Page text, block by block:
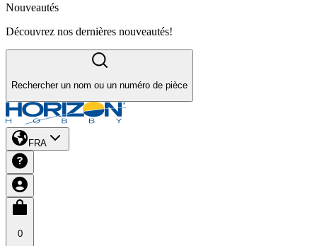
Nouveautés
Découvrez nos dernières nouveautés!
Rechercher un nom ou un numéro de pièce
FRA
0